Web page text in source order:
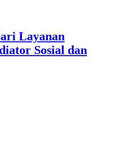
Layanan
Sosial dan